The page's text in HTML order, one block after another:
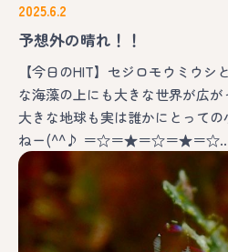
2025.6.2
予想外の晴れ！！
【今日のHIT】セジロモウミウシ
な海藻の上にも大きな世界が広が
大きな地球も実は誰かにとって
ねー(^^♪ ＝☆＝★＝☆＝★＝